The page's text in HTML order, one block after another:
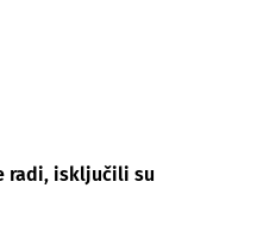
radi, isključili su